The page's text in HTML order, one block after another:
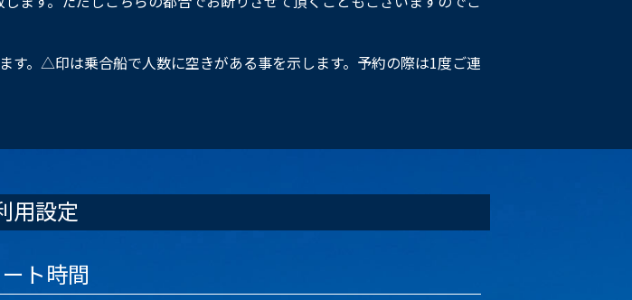
す。△印は乗合船で人数に空きがある事を示します。予約の際は1度ご連
用設定
ト時間